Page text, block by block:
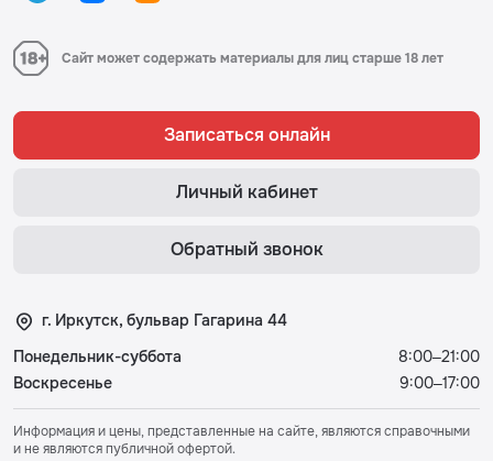
Сайт может содержать материалы для лиц старше 18 лет
Записаться онлайн
Личный кабинет
Обратный звонок
г. Иркутск, бульвар Гагарина 44
Понедельник-суббота
8:00–21:00
Воскресенье
9:00–17:00
Информация и цены, представленные на сайте, являются справочными
и не являются публичной офертой.